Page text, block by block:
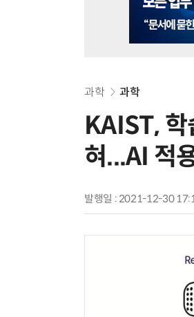
과학 과학
KAIST, 학
혀...AI 적
발행일 : 2021-12-30